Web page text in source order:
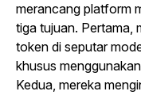
merancang platform
tiga tujuan. Pertama,
token di seputar
khusus
Kedua, mereka